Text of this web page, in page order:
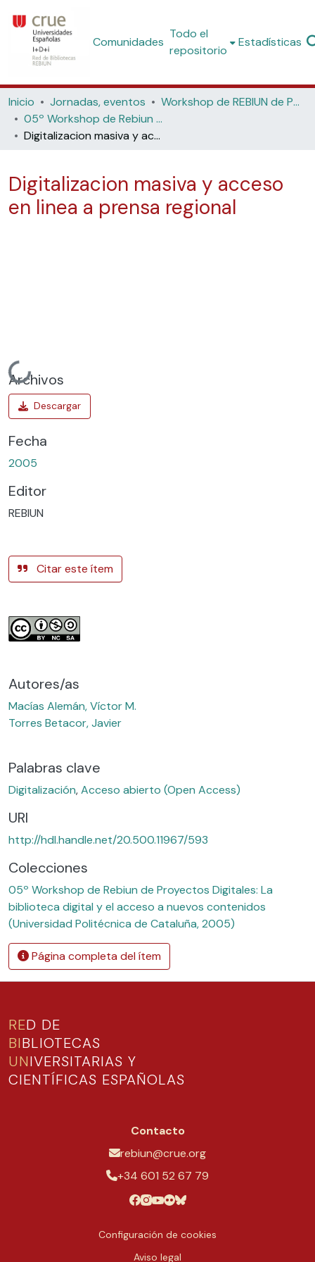
Comunidades
Todo el
repositorio
Estadísticas
Inicio Jornadas, eventos
Workshop de REBIUN de Proyectos Digitales
05º Workshop de Rebiun de Proyectos Digitales: La biblioteca digital y el acceso a nuevos contenidos (Universidad Politécnica de Cataluña, 2005)
Digitalizacion masiva y acceso en linea a prensa regional
Digitalizacion masiva y acceso
en linea a prensa regional
Cargando...
Archivos
Fecha
2005
Editor
REBIUN
Citar este ítem
Autores/as
Macías Alemán, Víctor M.
Torres Betacor, Javier
Palabras clave
Digitalización,Acceso abierto (Open Access)
URI
http://hdl.handle.net/20.500.11967/593
Colecciones
05º Workshop de Rebiun de Proyectos Digitales: La
biblioteca digital y el acceso a nuevos contenidos
(Universidad Politécnica de Cataluña, 2005)
Página completa del ítem
RED DE
BIBLIOTECAS
UNIVERSITARIAS Y
CIENTÍFICAS ESPAÑOLAS
Contacto
rebiun@crue.org
+34 601 52 67 79
Configuración de cookies
Aviso legal